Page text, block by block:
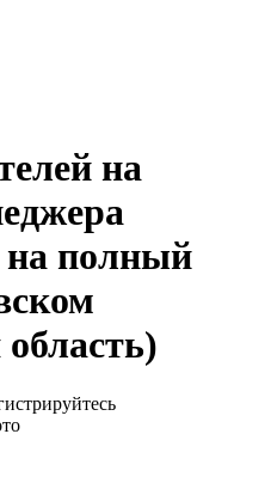
на
на полный